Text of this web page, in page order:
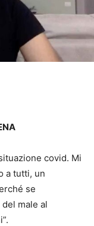
covid. Mi
a tutti, un
se
male al